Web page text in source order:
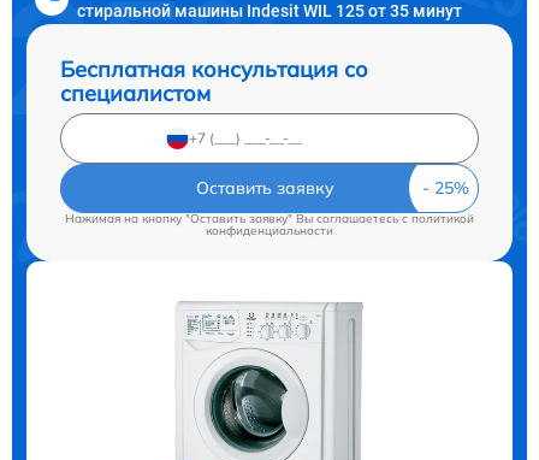
стиральной машины Indesit WIL 125 от 35 минут
Бесплатная консультация со
специалистом
Оставить заявку
Нажимая на кнопку "Оставить заявку" Вы соглашаетесь cполитикой
конфиденциальности